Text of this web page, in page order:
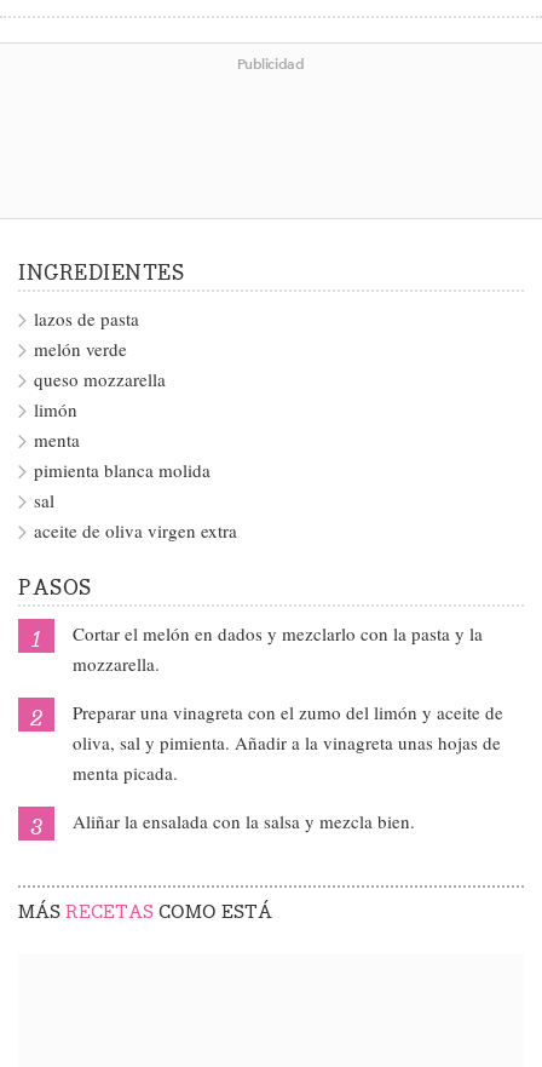
Publicidad
INGREDIENTES
lazos de pasta
melón verde
queso mozzarella
limón
menta
pimienta blanca molida
sal
aceite de oliva virgen extra
PASOS
Cortar el melón en dados y mezclarlo con la pasta y la
mozzarella.
Preparar una vinagreta con el zumo del limón y aceite de
oliva, sal y pimienta. Añadir a la vinagreta unas hojas de
menta picada.
Aliñar la ensalada con la salsa y mezcla bien.
MÁS RECETAS COMO ESTÁ